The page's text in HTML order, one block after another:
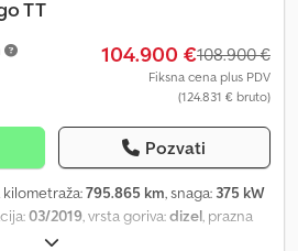
TT
104.900 €108.900 €
Fiksna cena plus PDV
(124.831 € bruto)
Pozvati
795.865 km, snaga: 375 kW
03/2019, vrsta goriva:dizel, prazna
nosivost: